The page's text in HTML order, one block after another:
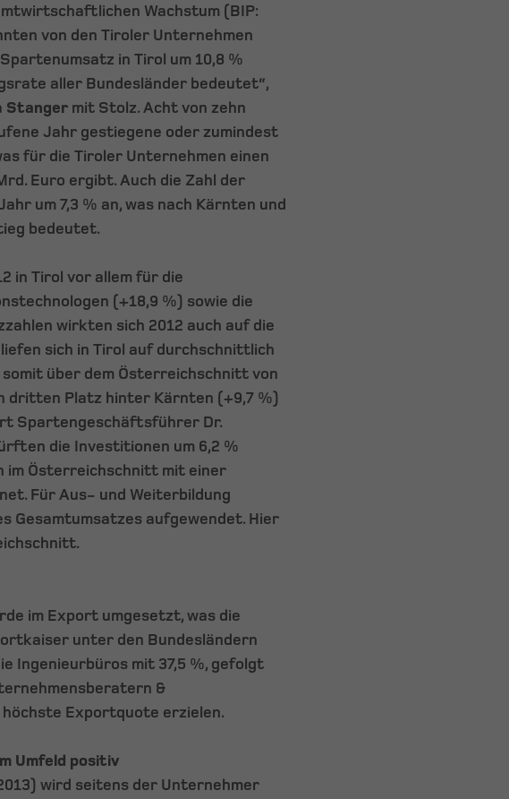
Wachstum (BIP:
von den Tiroler Unternehmen
in Tirol um 10,8 %
aller Bundesländer bedeutet“,
Stanger mit Stolz. Acht von zehn
Jahr gestiegene oder zumindest
für die Tiroler Unternehmen einen
Euro ergibt. Auch die Zahl der
um 7,3 % an, was nach Kärnten und
bedeutet.
in Tirol vor allem für die
(+18,9 %) sowie die
wirkten sich 2012 auch auf die
sich in Tirol auf durchschnittlich
über dem Österreichschnitt von
dritten Platz hinter Kärnten (+9,7 %)
Spartengeschäftsführer Dr.
die Investitionen um 6,2 %
im Österreichschnitt mit einer
Für Aus- und Weiterbildung
Gesamtumsatzes aufgewendet. Hier
im Export umgesetzt, was die
unter den Bundesländern
Ingenieurbüros mit 37,5 %, gefolgt
&
Exportquote erzielen.
Umfeld positiv
wird seitens der Unternehmer